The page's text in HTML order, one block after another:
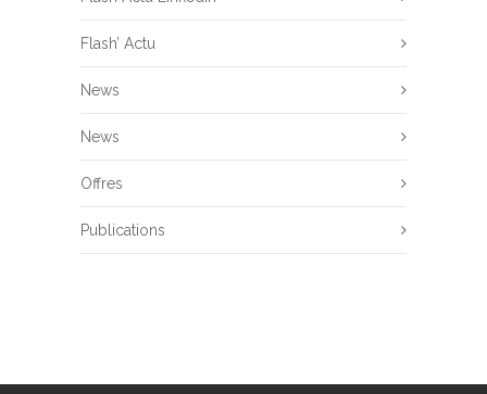
Flash’ Actu
News
News
Offres
Publications